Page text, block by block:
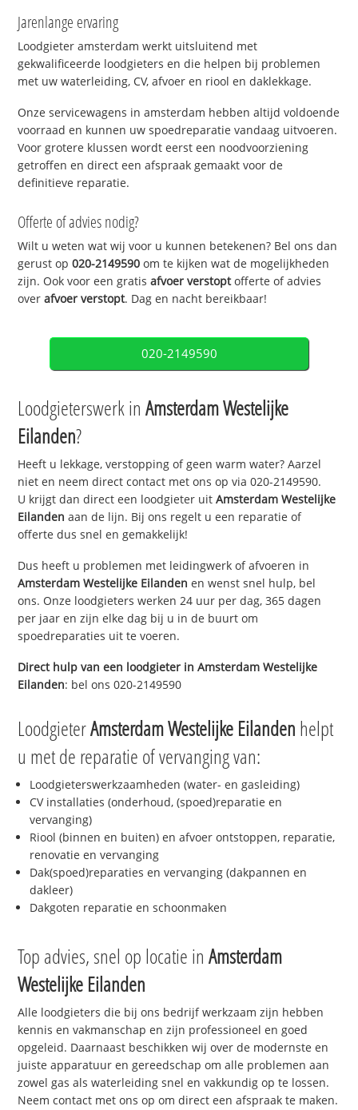
Jarenlange ervaring
Loodgieter amsterdam werkt uitsluitend met
gekwalificeerde loodgieters en die helpen bij problemen
met uw waterleiding, CV, afvoer en riool en daklekkage.
Onze servicewagens in amsterdam hebben altijd voldoende
voorraad en kunnen uw spoedreparatie vandaag uitvoeren.
Voor grotere klussen wordt eerst een noodvoorziening
getroffen en direct een afspraak gemaakt voor de
definitieve reparatie.
Offerte of advies nodig?
Wilt u weten wat wij voor u kunnen betekenen? Bel ons dan
gerust op020-2149590 om te kijken wat de mogelijkheden
zijn. Ook voor een gratisafvoer verstoptofferte of advies
overafvoer verstopt. Dag en nacht bereikbaar!
020-2149590
Loodgieterswerk inAmsterdam Westelijke
Eilanden?
Heeft u lekkage, verstopping of geen warm water? Aarzel
niet en neem direct contact met ons op via 020-2149590.
U krijgt dan direct een loodgieter uitAmsterdam Westelijke
Eilanden aan de lijn. Bij ons regelt u een reparatie of
offerte dus snel en gemakkelijk!
Dus heeft u problemen met leidingwerk of afvoeren in
Amsterdam Westelijke Eilanden en wenst snel hulp, bel
ons. Onze loodgieters werken 24 uur per dag, 365 dagen
per jaar en zijn elke dag bij u in de buurt om
spoedreparaties uit te voeren.
Direct hulp van een loodgieter inAmsterdam Westelijke
Eilanden: bel ons 020-2149590
LoodgieterAmsterdam Westelijke Eilanden helpt
u met de reparatie of vervanging van:
Loodgieterswerkzaamheden (water- en gasleiding)
CV installaties (onderhoud, (spoed)reparatie en
vervanging)
Riool (binnen en buiten) en afvoer ontstoppen, reparatie,
renovatie en vervanging
Dak(spoed)reparaties en vervanging (dakpannen en
dakleer)
Dakgoten reparatie en schoonmaken
Top advies, snel op locatie inAmsterdam
Westelijke Eilanden
Alle loodgieters die bij ons bedrijf werkzaam zijn hebben
kennis en vakmanschap en zijn professioneel en goed
opgeleid. Daarnaast beschikken wij over de modernste en
juiste apparatuur en gereedschap om alle problemen aan
zowel gas als waterleiding snel en vakkundig op te lossen.
Neem contact met ons op om direct een afspraak te maken.